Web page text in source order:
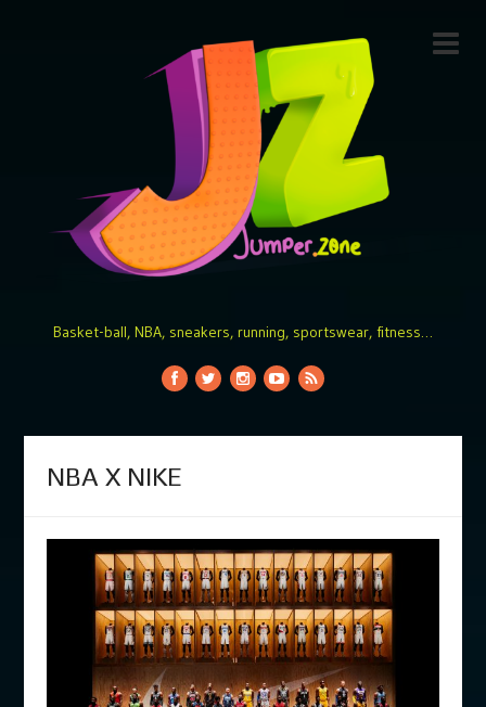
Basket-ball, NBA, sneakers, running, sportswear, fitness…
NBA X NIKE